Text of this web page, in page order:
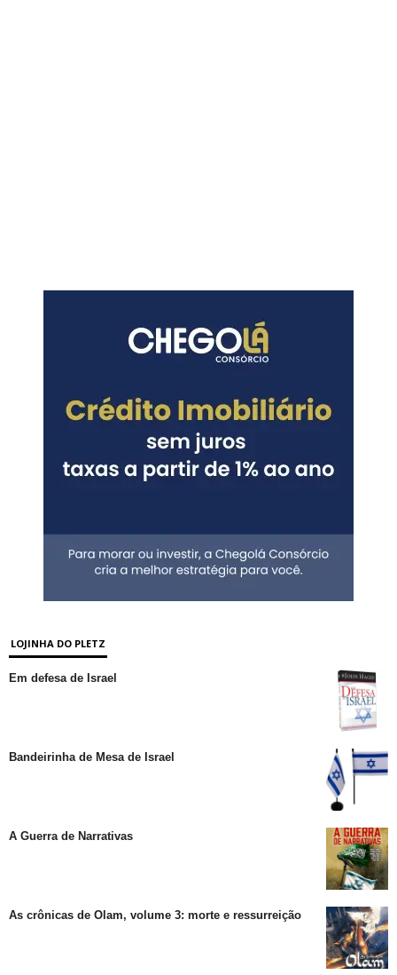
LOJINHA DO PLETZ
Em defesa de Israel
Bandeirinha de Mesa de Israel
A Guerra de Narrativas
As crônicas de Olam, volume 3: morte e ressurreição